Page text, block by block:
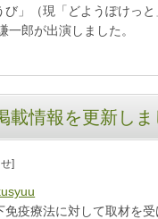
び」（現「どようぽけっ
一郎が出演しました。
載情報を更新しま
]
疫療法に対して取材を受